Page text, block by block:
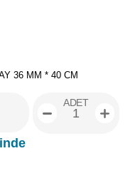
36 MM * 40 CM
ADET